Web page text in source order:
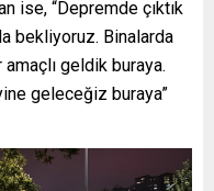
ise, “Depremde çıktık
bekliyoruz. Binalarda
geldik buraya.
geleceğiz buraya”